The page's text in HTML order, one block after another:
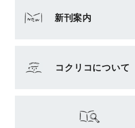
新刊案内
コクリコについて